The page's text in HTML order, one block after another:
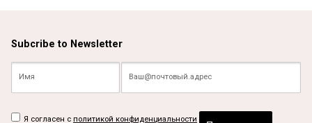
Subcribe to Newsletter
Я согласен с политикой конфиденциальности